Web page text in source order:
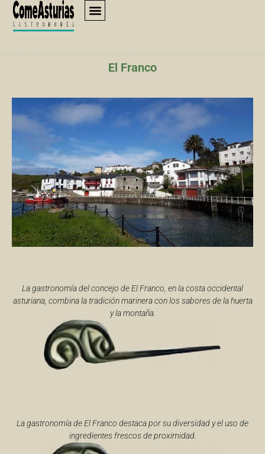
El Franco
El Franco
La gastronomía del concejo de El Franco, en la costa occidental
asturiana, combina la tradición marinera con los sabores de la huerta
y la montaña.
La gastronomía de El Franco destaca por su diversidad y el uso de
ingredientes frescos de proximidad.